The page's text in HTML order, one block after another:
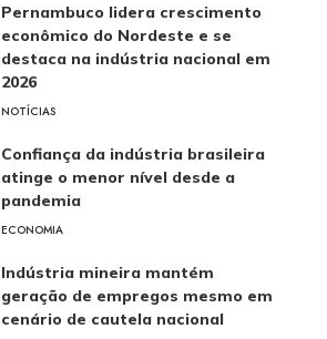
Pernambuco lidera crescimento
econômico do Nordeste e se
destaca na indústria nacional em
2026
NOTÍCIAS
Confiança da indústria brasileira
atinge o menor nível desde a
pandemia
ECONOMIA
Indústria mineira mantém
geração de empregos mesmo em
cenário de cautela nacional